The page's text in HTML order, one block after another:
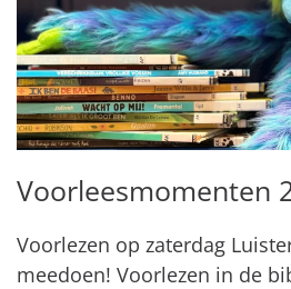
Voorleesmomenten
Voorlezen op zaterdag
meedoen! Voorlezen in de